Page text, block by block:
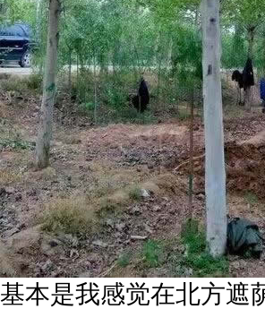
基本是我感觉在北方遮